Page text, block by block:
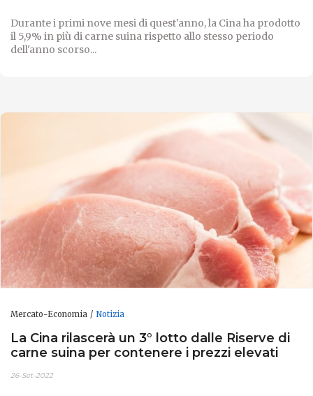
Durante i primi nove mesi di quest'anno, la Cina ha prodotto
il 5,9% in più di carne suina rispetto allo stesso periodo
dell'anno scorso...
Mercato-Economia Notizia
La Cina rilascerà un 3° lotto dalle Riserve di
carne suina per contenere i prezzi elevati
26-Set-2022